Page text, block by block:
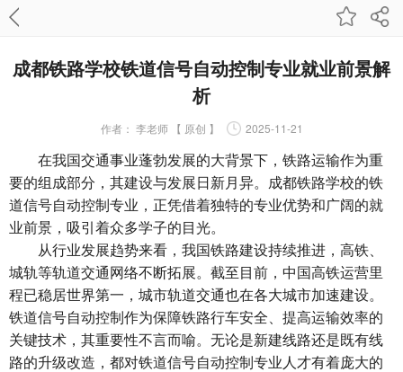
成都铁路学校铁道信号自动控制专业就业前景解
析
作者： 李老师 【 原创 】 2025-11-21
在我国交通事业蓬勃发展的大背景下，铁路运输作为重
要的组成部分，其建设与发展日新月异。成都铁路学校的铁
道信号自动控制专业，正凭借着独特的专业优势和广阔的就
业前景，吸引着众多学子的目光。
从行业发展趋势来看，我国铁路建设持续推进，高铁、
城轨等轨道交通网络不断拓展。截至目前，中国高铁运营里
程已稳居世界第一，城市轨道交通也在各大城市加速建设。
铁道信号自动控制作为保障铁路行车安全、提高运输效率的
关键技术，其重要性不言而喻。无论是新建线路还是既有线
路的升级改造，都对铁道信号自动控制专业人才有着庞大的